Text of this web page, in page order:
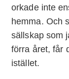
orkade inte
hemma. Och
sällskap som
förra året, får
istället.